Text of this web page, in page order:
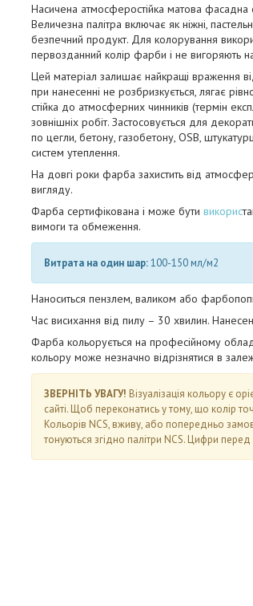
Насичена атмосферостійка матова
Величезна палітра включає як ніжні,
безпечний продукт. Для колорування
первозданний колір фарби і не вигоряють
Цей матеріал залишає найкращі враження
при нанесенні не розбризкується, лягає
стійка до атмосферних чинників (термін
зовнішніх робіт. Застосовується для
по цегли, бетону, газобетону, OSB,
систем утеплення.
На довгі роки фарба захистить від
вигляду.
Фарба сертифікована і може бути викорис
вимоги та обмеження.
Витрата на один шар:100-150 мл/м2
Наноситься пензлем, валиком або
Час висихання від пилу – 30 хвилин.
Фарба кольорується на професійному
кольору може незначно відрізнятися в
ЗВЕРНІТЬ УВАГУ! Візуалізація кольору є
сайті. Щоб переконатись у тому, що колір
Кольорів NCS, вживу, або попередньо
тонуються згідно палітри NCS. Цифри